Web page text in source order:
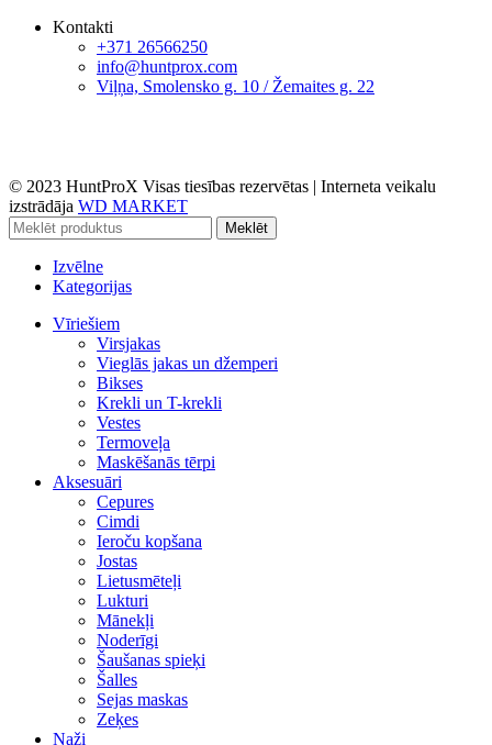
Kontakti
+371 26566250
info@huntprox.com
Viļņa, Smolensko g. 10 / Žemaites g. 22
© 2023 HuntProX Visas tiesības rezervētas | Interneta veikalu
izstrādāja WD MARKET
Meklēt
Izvēlne
Kategorijas
Vīriešiem
Virsjakas
Vieglās jakas un džemperi
Bikses
Krekli un T-krekli
Vestes
Termoveļa
Maskēšanās tērpi
Aksesuāri
Cepures
Cimdi
Ieroču kopšana
Jostas
Lietusmēteļi
Lukturi
Mānekļi
Noderīgi
Šaušanas spieķi
Šalles
Sejas maskas
Zeķes
Naži